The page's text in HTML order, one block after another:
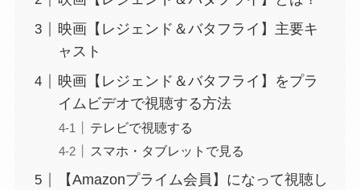
映画【レジェンド＆バタフライ】主要キ
ャスト
映画【レジェンド＆バタフライ】をプラ
イムビデオで視聴する方法
テレビで視聴する
スマホ・タブレットで見る
【Amazonプライム会員】になって視聴し